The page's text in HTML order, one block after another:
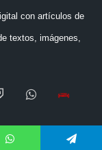
con artículos de
textos, imágenes,
TwitchWhatsApp
en